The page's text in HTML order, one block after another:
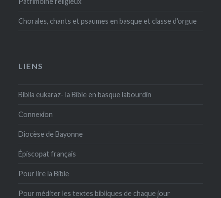
Chorales, chants et psaumes en basque et classe d'orgue
LIENS
Biblia eukaraz- la Bible en basque labourdin
Connexion
Diocèse de Bayonne
Épiscopat français
Pour lire la Bible
Pour méditer les textes bibliques de chaque jour